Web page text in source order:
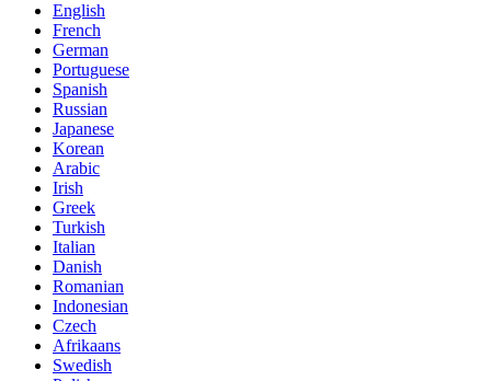
English
French
German
Portuguese
Spanish
Russian
Japanese
Korean
Arabic
Irish
Greek
Turkish
Italian
Danish
Romanian
Indonesian
Czech
Afrikaans
Swedish